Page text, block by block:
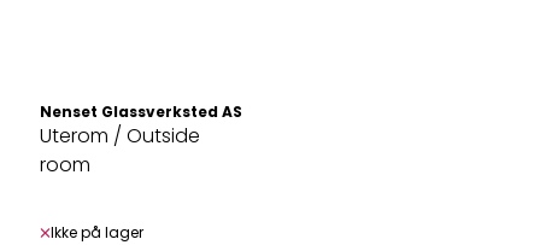
Nenset Glassverksted AS
Uterom / Outside
room
Ikke på lager